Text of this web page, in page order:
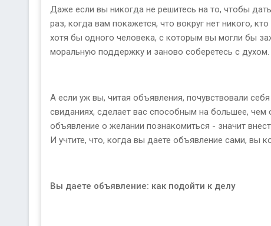
Даже если вы никогда не решитесь на то, чтобы
раз, когда вам покажется, что вокруг нет никого,
хотя бы одного человека, с которым вы могли бы
моральную поддержку и заново соберетесь с духом.
А если уж вы, читая объявления, почувствовали
свиданиях, сделает вас способным на большее,
объявление о желании познакомиться - значит
И учтите, что, когда вы даете объявление сами, вы
Вы даете объявление: как подойти к делу